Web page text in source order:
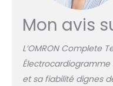
Mon avis
L’OMRON Complete
et sa fiabilité dignes